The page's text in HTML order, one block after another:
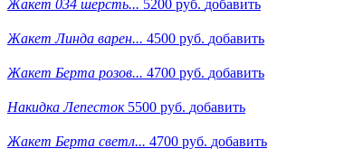
Жакет 034 шерсть... 5200 руб. добавить
Жакет Линда варен... 4500 руб. добавить
Жакет Берта розов... 4700 руб. добавить
Накидка Лепесток 5500 руб. добавить
Жакет Берта светл... 4700 руб. добавить